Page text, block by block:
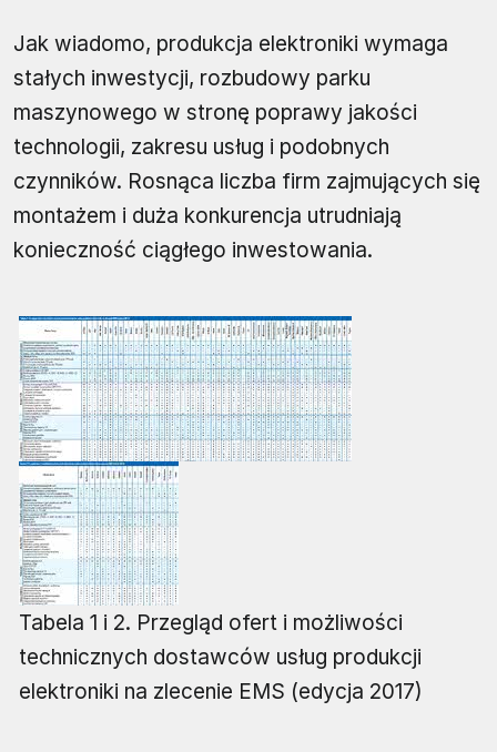
Jak wiadomo, produkcja elektroniki wymaga
stałych inwestycji, rozbudowy parku
maszynowego w stronę poprawy jakości
technologii, zakresu usług i podobnych
czynników. Rosnąca liczba firm zajmujących się
montażem i duża konkurencja utrudniają
konieczność ciągłego inwestowania.
Tabela 1 i 2. Przegląd ofert i możliwości
technicznych dostawców usług produkcji
elektroniki na zlecenie EMS (edycja 2017)